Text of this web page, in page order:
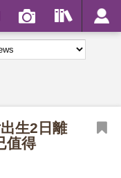
生2日離
值得